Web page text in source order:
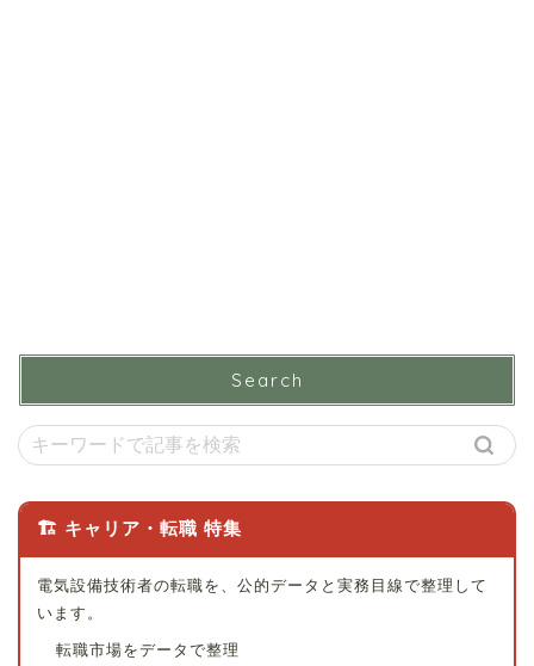
Search
🏗 キャリア・転職 特集
電気設備技術者の転職を、公的データと実務目線で整理して
います。
転職市場をデータで整理